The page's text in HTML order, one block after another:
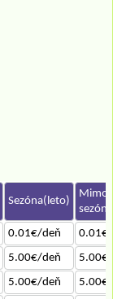
Sezóna(leto)
Mimo
sezónu
0.01€/deň
5.00€/deň
5.00€/deň